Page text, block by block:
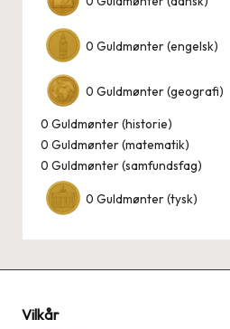
0 Guldmønter (engelsk)
0 Guldmønter (geografi)
0 Guldmønter (historie)
0 Guldmønter (matematik)
0 Guldmønter (samfundsfag)
0 Guldmønter (tysk)
Vilkår